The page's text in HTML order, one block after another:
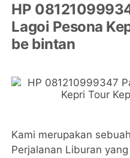
HP
Lagoi Pesona
be bintan
Kami merupakan
Perjalanan Liburan